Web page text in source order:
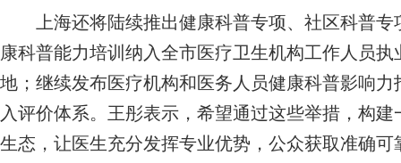
上海还将陆续推出健康科普专项、社区科普专
康科普能力培训纳入全市医疗卫生机构工作人员
地；继续发布医疗机构和医务人员健康科普影响
入评价体系。王彤表示，希望通过这些举措，构
生态，让医生充分发挥专业优势，公众获取准确